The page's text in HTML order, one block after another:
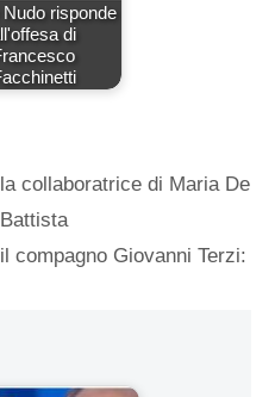
Nudo risponde
di
collaboratrice di Maria De
compagno Giovanni Terzi: